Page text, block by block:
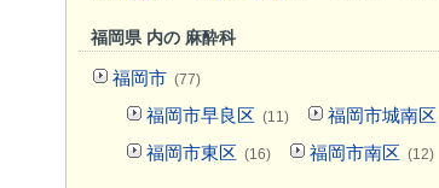
福岡県 内の 麻酔科
福岡市 (77)
福岡市早良区 (11) 福岡市城南区
福岡市東区 (16) 福岡市南区 (12)